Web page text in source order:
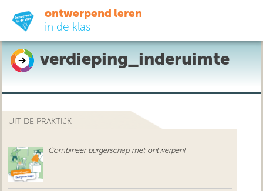
ontwerpend leren
in de klas
ready-to-go
do-it-yourself
uit de praktijk
verdieping_inderuimte
UIT DE PRAKTIJK
Combineer burgerschap met ontwerpen!